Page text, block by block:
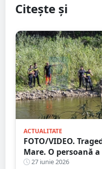
Citește și
ACTUALITATE
FOTO/VIDEO.
Mare. O persoană
râul Someș, sub
27 iunie 2026